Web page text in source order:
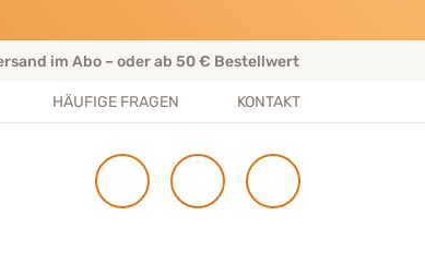
im Abo – oder ab 50 € Bestellwert
HÄUFIGE FRAGEN KONTAKT